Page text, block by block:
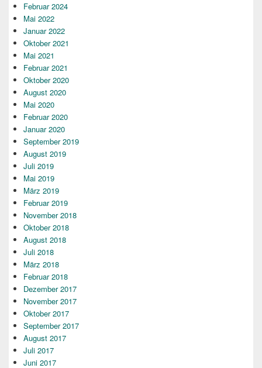
Februar 2024
Mai 2022
Januar 2022
Oktober 2021
Mai 2021
Februar 2021
Oktober 2020
August 2020
Mai 2020
Februar 2020
Januar 2020
September 2019
August 2019
Juli 2019
Mai 2019
März 2019
Februar 2019
November 2018
Oktober 2018
August 2018
Juli 2018
März 2018
Februar 2018
Dezember 2017
November 2017
Oktober 2017
September 2017
August 2017
Juli 2017
Juni 2017